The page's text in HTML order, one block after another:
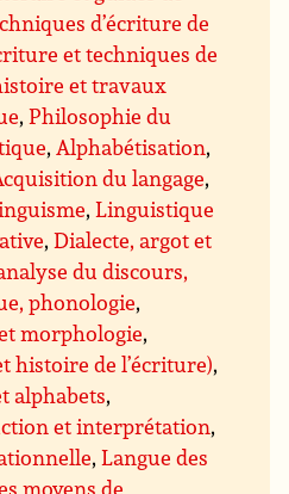
d’écriture de
et techniques de
et travaux
,Philosophie du
,Alphabétisation,
du langage,
,Linguistique
,Dialecte, argot et
du discours,
phonologie,
morphologie,
histoire de l’écriture),
alphabets,
et interprétation,
,Langue des
moyens de